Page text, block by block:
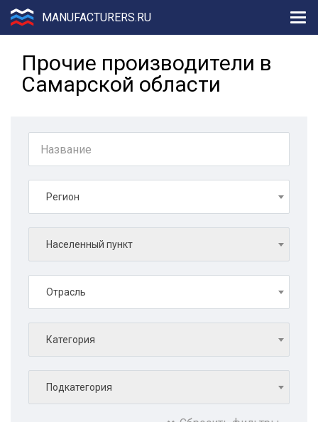
MANUFACTURERS.RU
Прочие производители в
Самарской области
Регион
Населенный пункт
Отрасль
Категория
Подкатегория